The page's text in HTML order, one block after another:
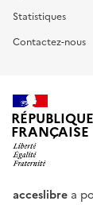
Statistiques
Contactez-nous
RÉPUBLIQUE
FRANÇAISE
acceslibre a